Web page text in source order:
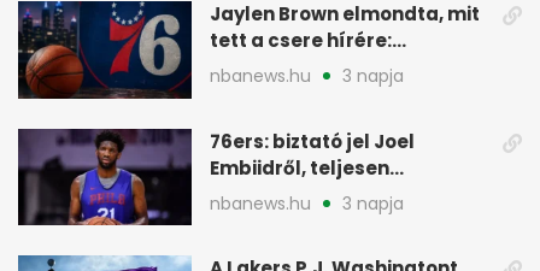
Jaylen Brown elmondta, mit
tett a csere hírére:
elhajította a telefonját
nbanews.hu 3 napja
76ers: biztató jel Joel
Embiidről, teljesen
egészségesen készül
nbanews.hu 3 napja